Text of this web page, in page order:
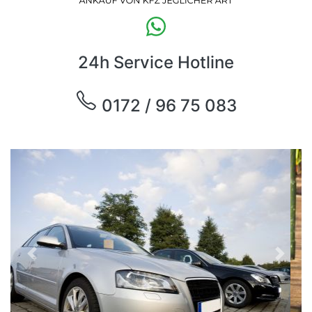
24h Service Hotline
0172 / 96 75 083
Previous Next